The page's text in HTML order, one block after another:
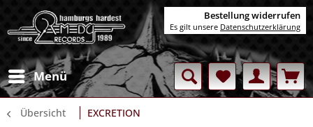
Menü
Übersicht EXCRETION
Bestellung widerrufen
Es gilt unsere Datenschutzerklärung